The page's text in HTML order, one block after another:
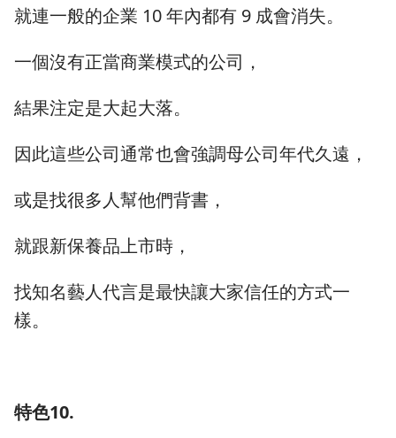
就連一般的企業 10 年內都有 9 成會消失。
一個沒有正當商業模式的公司，
結果注定是大起大落。
因此這些公司通常也會強調母公司年代久遠，
或是找很多人幫他們背書，
就跟新保養品上市時，
找知名藝人代言是最快讓大家信任的方式一
樣。
特色10.